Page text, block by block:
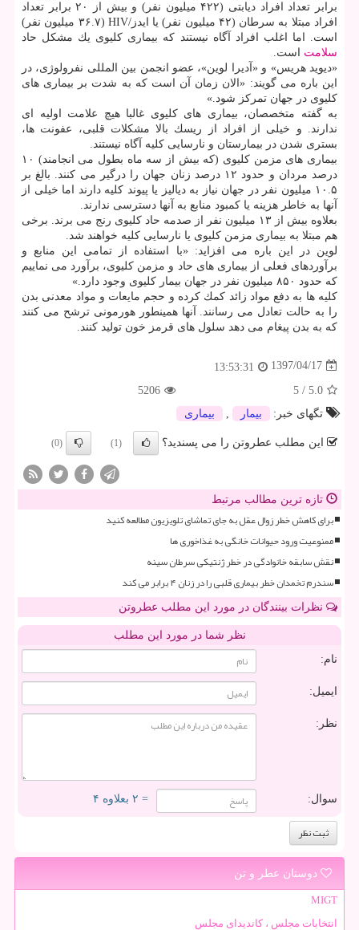
برابر تعداد افراد دیابتی (۴۲۲ میلیون نفر) و بیش از ۲۰ برابر تعداد
افراد مبتلا به سرطان (۴۲ میلیون نفر) یا ایدز/HIV (۳۶.۷ میلیون نفر)
است. اما اغلب افراد آگاه نیستند كه بیماری كلیوی یك مشكل حاد
سلامت است.
«دیوید هریس» و «آدیرا لوین»، عضو انجمن بین المللی نفرولوژی، در
این باره می گویند: «الان زمان آن است كه به شدت بر بیماری های
كلیوی در جهان تمركز شود.»
به گفته متخصصان، بیماری های كلیوی غالبا هیچ علامت اولیه ای
ندارند. و خیلی از افراد از ریسك بالا مشكلات قلبی، عفونت ها،
بستری شدن در بیمارستان و نارسایی كلیه آگاه نیستند.
بیماری های مزمن كلیوی (كه بیش از سه ماه بطول می انجامند) ۱۰
درصد مردان و حدود ۱۲ درصد زنان جهان را درگیر می كنند. بالغ بر
۱۰.۵ میلیون نفر در جهان نیاز به دیالیز یا پیوند كلیه دارند اما خیلی از
آنها به خاطر هزینه یا كمبود منابع به آنها دسترسی ندارند.
بعلاوه بیش از ۱۳ میلیون نفر از صدمه حاد كلیوی رنج می برند. برخی
هم مبتلا به بیماری مزمن كلیوی یا نارسایی كلیه خواهند شد.
لوین در این باره می افزاید: «با استفاده از تمامی این منابع و
برآوردهای فعلی از بیماری های حاد و مزمن كلیوی، برآورد می نماییم
كه حدود ۸۵۰ میلیون نفر در جهان بیمار كلیوی وجود دارد.»
كلیه ها به دفع مواد زائد كمك كرده و حجم مایعات و مواد معدنی بدن
را به حالت تعادل می رسانند. آنها همینطور هورمونی ترشح می كنند
كه به بدن پیغام می دهد سلول های قرمز خون تولید كنند.
1397/04/17
13:53:31
5.0
/
5
5206
تگهای خبر:
بیمار بیماری
این مطلب عطروتن را می پسندید؟ (1)
(0)
تازه ترین مطالب مرتبط
برای کاهش خطر زوال عقل به جای تماشای تلویزیون مطالعه کنید
ممنوعیت ورود حیوانات خانگی به غذاخوری ها
نقش سابقه خانوادگی در خطر ژنتیکی سرطان سینه
سندرم تخمدان خطر بیماری قلبی را در زنان ۴ برابر می کند
نظرات بینندگان در مورد این مطلب عطروتن
نظر شما در مورد این مطلب
نام:
ایمیل:
نظر:
سوال: = ۲ بعلاوه ۴
دوستان عطر و تن
MIGT
انتخابات مجلس ، کاندیدای مجلس